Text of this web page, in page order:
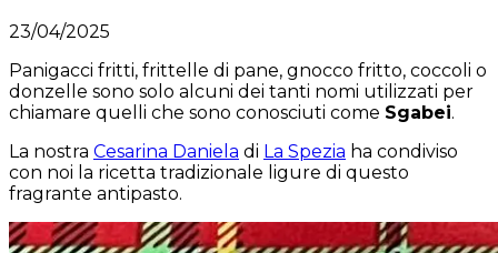
23/04/2025
Panigacci fritti, frittelle di pane, gnocco fritto, coccoli o
donzelle sono solo alcuni dei tanti nomi utilizzati per
chiamare quelli che sono conosciuti come Sgabei.
La nostra Cesarina Daniela di La Spezia ha condiviso
con noi la ricetta tradizionale ligure di questo
fragrante antipasto.